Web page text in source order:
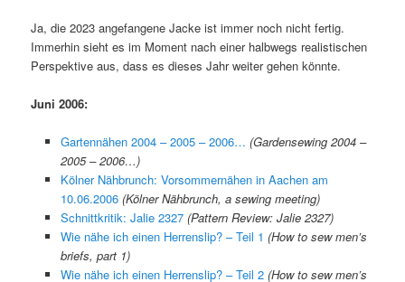
Ja, die 2023 angefangene Jacke ist immer noch nicht fertig.
Immerhin sieht es im Moment nach einer halbwegs realistischen
Perspektive aus, dass es dieses Jahr weiter gehen könnte.
Juni 2006:
Gartennähen 2004 – 2005 – 2006… (Gardensewing 2004 –
2005 – 2006…)
Kölner Nähbrunch: Vorsommernähen in Aachen am
10.06.2006 (Kölner Nähbrunch, a sewing meeting)
Schnittkritik: Jalie 2327 (Pattern Review: Jalie 2327)
Wie nähe ich einen Herrenslip? – Teil 1 (How to sew men’s
briefs, part 1)
Wie nähe ich einen Herrenslip? – Teil 2 (How to sew men’s